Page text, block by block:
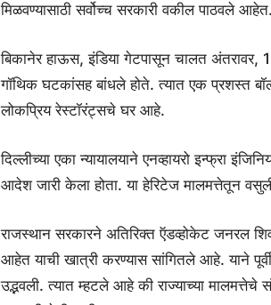
मिळवण्यासाठी सर्वोच्च सरकारी वकील पाठवले आहेत.
बिकानेर हाऊस, इंडिया गेटपासून चालत अंतरावर,
गॉथिक घटकांसह बांधले होते. त्यात एक प्रशस्त
लोकप्रिय रेस्टॉरंट्सचे घर आहे.
दिल्लीच्या एका न्यायालयाने एनव्हायरो इन्फ्रा
आदेश जारी केला होता. या हेरिटेज मालमत्तेतून
राजस्थान सरकारने अतिरिक्त ऍडव्होकेट जनरल
आहेत याची खात्री करण्यास सांगितले आहे. याने
उद्भवली. त्यात म्हटले आहे की राज्याच्या